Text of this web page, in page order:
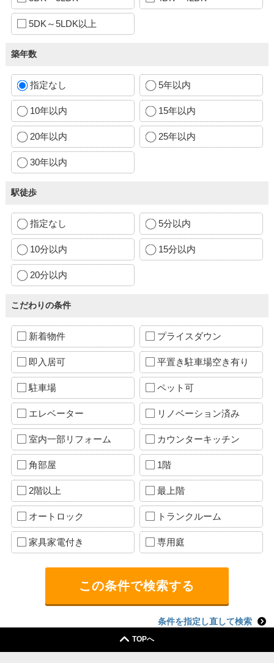
5DK～5LDK以上
築年数
指定なし 5年以内
10年以内 15年以内
20年以内 25年以内
30年以内
駅徒歩
指定なし 5分以内
10分以内 15分以内
20分以内
こだわりの条件
新着物件 プライスダウン
即入居可 平置き駐車場空き有り
駐車場 ペット可
エレベーター リノベーション済み
室内一部リフォーム カウンターキッチン
角部屋 1階
2階以上 最上階
オートロック トランクルーム
家具家電付き 専用庭
条件を指定し直して検索
TOPへ